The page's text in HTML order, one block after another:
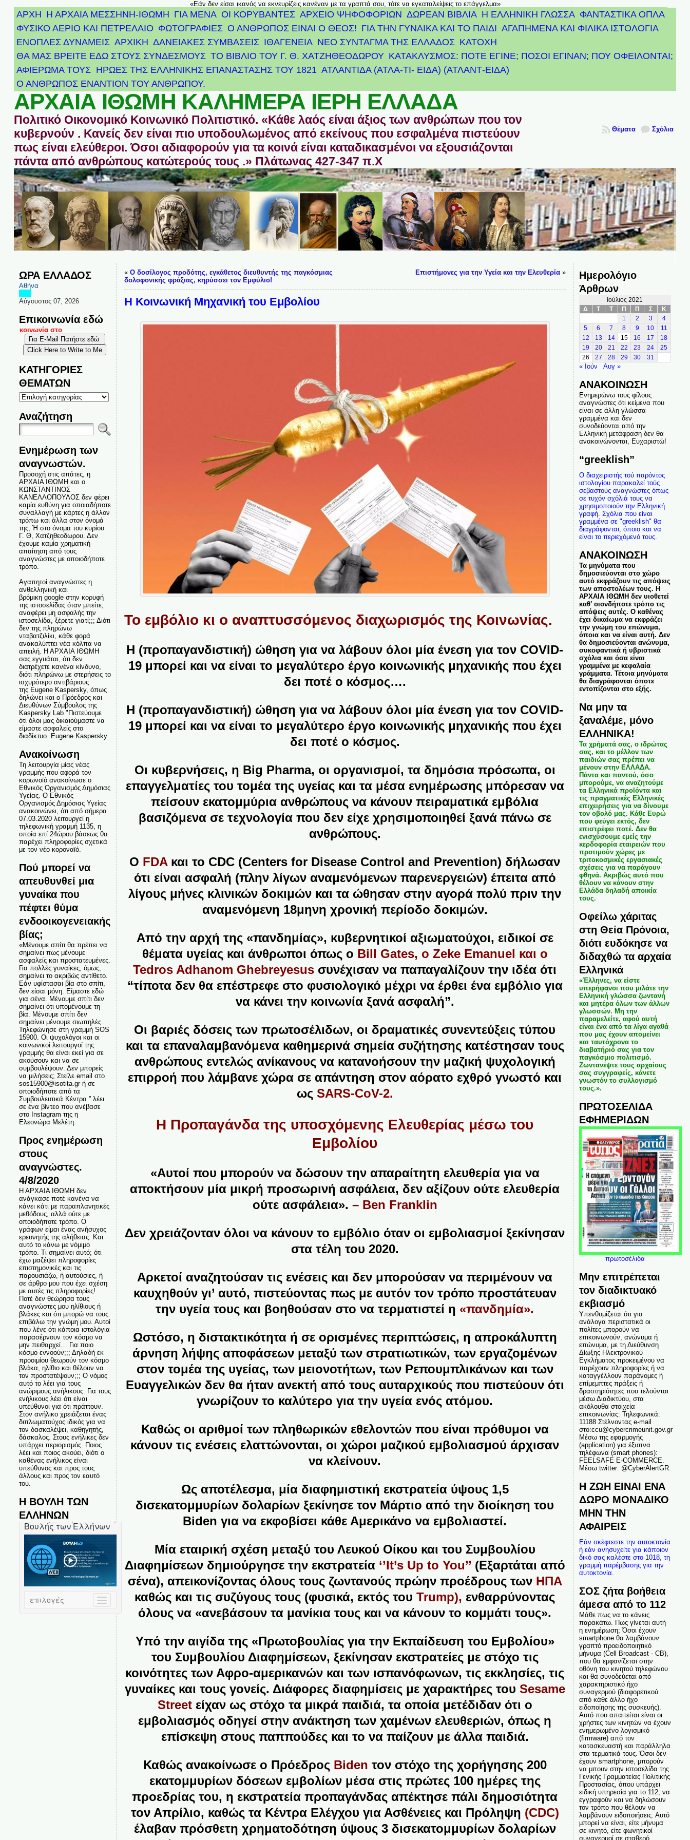
«Εάν δεν είσαι ικανός να εκνευρίζεις κανέναν με τα γραπτά σου, τότε να εγκαταλείψεις το επάγγελμα»
ΑΡΧΗ Η ΑΡΧΑΙΑ ΜΕΣΣΗΝΗ-ΙΘΩΜΗ ΓΙΑ ΜΕΝΑ ΟΙ ΚΟΡΥΒΑΝΤΕΣ ΑΡΧΕΊΟ ΨΗΦΟΦΟΡΙΏΝ ΔΩΡΕΑΝ ΒΙΒΛΙΑ Η ΕΛΛΗΝΙΚΗ ΓΛΩΣΣΑ ΦΑΝΤΑΣΤΙΚΑ ΟΠΛΑ
ΦΥΣΙΚΟ ΑΕΡΙΟ ΚΑΙ ΠΕΤΡΕΛΑΙΟ ΦΩΤΟΓΡΑΦΙΕΣ Ο ΑΝΘΡΩΠΟΣ ΕΙΝΑΙ Ο ΘΕΟΣ! ΓΙΑ ΤΗΝ ΓΥΝΑΙΚΑ ΚΑΙ ΤΟ ΠΑΙΔΙ ΑΓΑΠΗΜΕΝΑ ΚΑΙ ΦΙΛΙΚΑ ΙΣΤΟΛΟΓΙΑ
ΕΝΟΠΛΕΣ ΔΥΝΑΜΕΙΣ ΑΡΧΙΚΉ ΔΑΝΕΙΑΚΕΣ ΣΥΜΒΑΣΕΙΣ ΙΘΑΓΕΝΕΙΑ ΝΕΟ ΣΥΝΤΑΓΜΑ ΤΗΣ ΕΛΛΑΔΟΣ ΚΑΤΟΧΗ
ΘΑ ΜΑΣ ΒΡΕΙΤΕ ΕΔΩ ΣΤΟΥΣ ΣΥΝΔΕΣΜΟΥΣ ΤΟ ΒΙΒΛΙΟ ΤΟΥ Γ. Θ. ΧΑΤΖΗΘΕΟΔΩΡΟΥ ΚΑΤΑΚΛΥΣΜΟΣ: ΠΟΤΕ ΕΓΙΝΕ; ΠΟΣΟΙ ΕΓΙΝΑΝ; ΠΟΥ ΟΦΕΙΛΟΝΤΑΙ;
ΑΦΙΈΡΩΜΑ ΤΟΥΣ ΉΡΩΕΣ ΤΗΣ ΕΛΛΗΝΙΚΉΣ ΕΠΑΝΆΣΤΑΣΗΣ ΤΟΥ 1821 ΑΤΛΑΝΤΊΔΑ (ΑΤΛΑ-ΤΙ- ΕΙΔΑ) (ΑΤΛΑΝΤ-ΕΙΔΑ)
Ο ΑΝΘΡΩΠΟΣ ΕΝΑΝΤΙΟΝ ΤΟΥ ΑΝΘΡΩΠΟΥ.
ΑΡΧΑΙΑ ΙΘΩΜΗ ΚΑΛΗΜΕΡΑ ΙΕΡΗ ΕΛΛΑΔΑ
Πολιτικό Οικονομικό Κοινωνικό Πολιτιστικό. «Κάθε λαός είναι άξιος των ανθρώπων που τον
κυβερνούν . Κανείς δεν είναι πιο υποδουλωμένος από εκείνους που εσφαλμένα πιστεύουν
πως είναι ελεύθεροι. Όσοι αδιαφορούν για τα κοινά είναι καταδικασμένοι να εξουσιάζονται
πάντα από ανθρώπους κατώτερούς τους .» Πλάτωνας 427-347 π.Χ
Σχόλια
Θέματα
ΩΡΑ ΕΛΛΑΔΟΣ
Αθήνα
Αύγουστος 07, 2026
Επικοινωνία εδώ
στο
ΚΑΤΗΓΟΡΙΕΣ
ΘΕΜΑΤΩΝ
ΚΑΤΗΓΟΡΙΕΣ
ΘΕΜΑΤΩΝ
Αναζήτηση
Ενημέρωση των
αναγνωστών.
Προσοχή στις απάτες, η
ΑΡΧΑΙΑ ΙΘΩΜΗ και ο
ΚΩΝΣΤΑΝΤΙΝΟΣ
ΚΑΝΕΛΛΟΠΟΥΛΟΣ δεν φέρει
καμία ευθύνη για οποιαδήποτε
συναλλαγή με κάρτες η άλλον
τρόπω και άλλα στον όνομά
της, Ή στο όνομα του κυρίου
Γ. Θ, Χατζηθεοδωρου. Δεν
έχουμε καμία χρηματική
απαίτηση από τους
αναγνώστες με οποιοδήποτε
τρόπο.
Αγαπητοί αναγνώστες η
ανθελληνική και
βρόμικη google στην κορυφή
της ιστοσελίδας όταν μπείτε,
αναφέρει μη ασφαλής την
ιστοσελίδα, ξέρετε γιατί;;; Διότι
δεν της πληρώνω
νταβατζιλίκι, κάθε φορά
ανακαλύπτει νέα κόλπα να
απειλή. Η ΑΡΧΑΙΑ ΙΘΩΜΗ
σας εγγυάται, ότι δεν
διατρέχετε κανένα κίνδυνο,
διότι πληρώνω με στερήσεις το
ισχυρότερο αντιβάριους
της Eugene Kaspersky, όπως
δηλώνει και ο Πρόεδρος και
Διευθύνων Σύμβουλος της
Kaspersky Lab "Πιστεύουμε
ότι όλοι μας δικαιούμαστε να
είμαστε ασφαλείς στο
διαδίκτυο. Eugene Kaspersky
Ανακοίνωση
Τη λειτουργία μίας νέας
γραμμής που αφορά τον
κορωνοϊό ανακοίνωσε ο
Εθνικός Οργανισμός Δημόσιας
Υγείας. Ο Εθνικός
Οργανισμός Δημόσιας Υγείας
ανακοινώνει, ότι από σήμερα
07.03.2020 λειτουργεί η
τηλεφωνική γραμμή 1135, η
οποία επί 24ώρου βάσεως θα
παρέχει πληροφορίες σχετικά
με τον νέο κοροναϊό.
Πού μπορεί να
απευθυνθεί μια
γυναίκα που
πέφτει θύμα
ενδοοικογενειακής
βίας;
«Μένουμε σπίτι θα πρέπει να
σημαίνει πως μένουμε
ασφαλείς και προστατευμένες.
Για πολλές γυναίκες, όμως,
σημαίνει το ακριβώς αντίθετο.
Εάν υφίστασαι βία στο σπίτι,
δεν είσαι μόνη. Είμαστε εδώ
για σένα. Μένουμε σπίτι δεν
σημαίνει ότι υπομένουμε τη
βία. Μένουμε σπίτι δεν
σημαίνει μένουμε σιωπηλές.
Τηλεφώνησε στη γραμμή SOS
15900. Οι ψυχολόγοι και οι
κοινωνικοί λειτουργοί της
γραμμής θα είναι εκεί για σε
ακούσουν και να σε
συμβουλέψουν. Δεν μπορείς
να μιλήσεις; Στείλε email στο
sos15900@isotita.gr ή σε
οποιοδήποτε από τα
Συμβουλευτικά Κέντρα ” λέει
σε ένα βίντεο που ανέβασε
στο Instagram της η
Ελεονώρα Μελέτη.
Προς ενημέρωση
στους
αναγνώστες.
4/8/2020
Η ΑΡΧΑΙΑ ΙΘΩΜΗ δεν
ανάγκασε ποτέ κανένα να
κάνει κάτι με παραπλανητικές
μεθόδους, αλλά ούτε με
οποιοδήποτε τρόπο. Ο
γράφων είμαι ένας ανήσυχος
ερευνητής της αλήθειας. Και
αυτό το κάνω με νόμιμο
τρόπο. Τι σημαίνει αυτό; ότι
έχω μαζέψει πληροφορίες
επιστημονικές και τις
παρουσιάζω, ή αυτούσιες, ή
σε άρθρο μου που έχει σχέση
με αυτές τις πληροφορίες!
Ποτέ δεν θεώρησα τους
αναγνώστες μου ηλίθιους ή
βλάκες και ότι μπορώ να τους
επιβάλω την γνώμη μου. Αυτοί
που λένε ότι κάποια ιστολόγια
παρασέρνουν τον κόσμο να
μην πειθαρχεί… Για ποιο
κόσμο εννοούν;;; Δηλαδή εκ
προοιμίου θεωρούν τον κόσμο
βλάκα, ηλίθιο και θέλουν να
τον προστατέψουν;;; Ο νόμος
αυτό το λέει για τους
ανώριμους ανήλικους. Για τους
ενήλικους λέει ότι είναι
υπεύθυνοι για ότι πράττουν.
Στον ανήλικο χρειάζεται ένας
διπλωματούχος ιδικός για να
τον δασκαλέψει, καθηγητής,
δάσκαλος. Στους ενήλικες δεν
υπάρχει περιορισμός. Ποιος
λέει και ποιος ακούει, διότι ο
καθένας ενήλικος είναι
υπεύθυνος και προς τους
άλλους και προς τον εαυτό
του.
Η ΒΟΥΛΗ ΤΩΝ
ΕΛΛΗΝΩΝ
« Ο δοσίλογος προδότης, εγκάθετος διευθυντής της παγκόσμιας
δολοφονικής φράξιας, κηρύσσει τον Εμφύλιο!
Επιστήμονες για την Υγεία και την Ελευθερία»
Η Κοινωνική Μηχανική του Εμβολίου
Το εμβόλιο κι ο αναπτυσσόμενος διαχωρισμός της Κοινωνίας.
Η (προπαγανδιστική) ώθηση για να λάβουν όλοι μία ένεση για τον COVID-
19 μπορεί και να είναι το μεγαλύτερο έργο κοινωνικής μηχανικής που έχει
δει ποτέ ο κόσμος….
Η (προπαγανδιστική) ώθηση για να λάβουν όλοι μία ένεση για τον COVID-
19 μπορεί και να είναι το μεγαλύτερο έργο κοινωνικής μηχανικήςπου έχει
δει ποτέ ο κόσμος.
Οι κυβερνήσεις, η Big Pharma, οι οργανισμοί, τα δημόσια πρόσωπα, οι
επαγγελματίες του τομέα της υγείας και τα μέσα ενημέρωσης μπόρεσαν να
πείσουν εκατομμύρια ανθρώπους να κάνουνπειραματικά εμβόλια
βασιζόμενα σε τεχνολογία που δεν είχε χρησιμοποιηθεί ξανά πάνω σε
ανθρώπους.
O FDAκαι το CDC (Centers for Disease Control and Prevention) δήλωσαν
ότι είναι ασφαλή (πλην λίγων αναμενόμενων παρενεργειών) έπειτα από
λίγους μήνες κλινικών δοκιμών και τα ώθησαν στην αγορά πολύ πριν την
αναμενόμενη 18μηνη χρονική περίοδο δοκιμών.
Από την αρχή της «πανδημίας», κυβερνητικοί αξιωματούχοι, ειδικοί σε
θέματα υγείας και άνθρωποι όπως ο Bill Gates, ο Zeke Emanuel και ο
Tedros Adhanom Ghebreyesus συνέχισαν να παπαγαλίζουν την ιδέα ότι
“τίποτα δεν θα επέστρεφε στο φυσιολογικό μέχρι να έρθει ένα εμβόλιο για
να κάνει την κοινωνία ξανά ασφαλή”.
Οι βαριές δόσεις των πρωτοσέλιδων, οι δραματικές συνεντεύξεις τύπου
και τα επαναλαμβανόμενα καθημερινά σημεία συζήτησης κατέστησαν τους
ανθρώπους εντελώς ανίκανουςνα κατανοήσουν την μαζική ψυχολογική
επιρροή που λάμβανε χώρα σε απάντηση στον αόρατο εχθρό γνωστό και
ως SARS-CoV-2.
Η Προπαγάνδα της υποσχόμενης Ελευθερίας μέσω του
Εμβολίου
«Αυτοί που μπορούν να δώσουν την απαραίτητη ελευθερία για να
αποκτήσουν μία μικρή προσωρινή ασφάλεια, δεν αξίζουν ούτε ελευθερία
ούτε ασφάλεια». – Ben Franklin
Δεν χρειάζονταν όλοι να κάνουν το εμβόλιο όταν οι εμβολιασμοί ξεκίνησαν
στα τέλη του 2020.
Αρκετοί αναζητούσαν τις ενέσεις και δεν μπορούσαν να περιμένουν να
καυχηθούν γι’ αυτό, πιστεύοντας πως με αυτόν τον τρόπο προστάτευαν
την υγεία τους και βοηθούσαν στο να τερματιστεί η «πανδημία».
Ωστόσο, η διστακτικότητα ή σε ορισμένες περιπτώσεις, η απροκάλυπτη
άρνηση λήψης αποφάσεων μεταξύ των στρατιωτικών, των εργαζομένων
στον τομέα της υγείας, των μειονοτήτων, των Ρεπουμπλικάνων και των
Ευαγγελικών δεν θα ήταν ανεκτή από τους αυταρχικούς που πιστεύουν ότι
γνωρίζουν το καλύτερο για την υγεία ενός ατόμου.
Καθώς οι αριθμοί των πληθωρικών εθελοντών που είναι πρόθυμοι να
κάνουν τις ενέσεις ελαττώνονται, οι χώροι μαζικού εμβολιασμού άρχισαν
να κλείνουν.
Ως αποτέλεσμα, μία διαφημιστική εκστρατεία ύψους 1,5
δισεκατομμυρίων δολαρίων ξεκίνησε τον Μάρτιο από την διοίκηση του
Biden για να εκφοβίσει κάθε Αμερικάνο να εμβολιαστεί.
Μία εταιρική σχέση μεταξύ του Λευκού Οίκου και του Συμβουλίου
Διαφημίσεων δημιούργησε την εκστρατεία ‘’It’s Up to You’’ (Εξαρτάται από
σένα), απεικονίζοντας όλους τους ζωντανούς πρώην προέδρους των ΗΠΑ
καθώς και τις συζύγους τους (φυσικά, εκτός τουTrump), ενθαρρύνοντας
όλους να «ανεβάσουν τα μανίκια τους και να κάνουν το κομμάτι τους».
Υπό την αιγίδα της «Πρωτοβουλίας για την Εκπαίδευση του Εμβολίου»
του Συμβουλίου Διαφημίσεων, ξεκίνησαν εκστρατείες με στόχο τις
κοινότητες των Αφρο-αμερικανών και των ισπανόφωνων, τις εκκλησίες, τις
γυναίκες και τους γονείς. Διάφορες διαφημίσεις με χαρακτήρες του Sesame
Streetείχαν ως στόχο τα μικρά παιδιά, τα οποία μετέδιδαν ότι ο
εμβολιασμός οδηγεί στην ανάκτηση των χαμένων ελευθεριών, όπως η
επίσκεψη στους παππούδες και το να παίζουν με άλλα παιδιά.
Καθώς ανακοίνωσε ο Πρόεδρος Biden τον στόχο της χορήγησης 200
εκατομμυρίων δόσεων εμβολίων μέσα στις πρώτες 100 ημέρες της
προεδρίας του, η εκστρατεία προπαγάνδας απέκτησε πάλι δημοσιότητα
τον Απρίλιο, καθώς τα Κέντρα Ελέγχου για Ασθένειες και Πρόληψη (CDC)
έλαβαν πρόσθετη χρηματοδότηση ύψους 3 δισεκατομμυρίων δολαρίων
Ημερολόγιο
Άρθρων
Ιούλιος 2021
Δ
Τ Τ Π Π Σ
Κ
1
2 3
4
5
6 7 8 9 10
11
12
13 14 15 16 17
18
19
20 21 22 23 24
25
26
27 28 29 30 31
« Ιούν Αυγ »
ΑΝΑΚΟΙΝΩΣΗ
Ενημερώνω τους φίλους
αναγνώστες ότι κείμενα που
είναι σε άλλη γλώσσα
γραμμένα και δεν
συνοδεύονται από την
Ελληνική μετάφραση δεν θα
ανακοινώνονται, Ευχαριστώ!
“greeklish”
Ο διαχειριστής τού παρόντος
ιστολογίου παρακαλεί τούς
σεβαστούς αναγνώστες όπως
σε τυχόν σχόλιά τους να
χρησιμοποιούν την Ελληνική
γραφή. Σχόλια που είναι
γραμμένα σε "greeklish" θα
διαγράφονται, όποιο και να
είναι το περιεχόμενό τους.
ΑΝΑΚΟΙΝΩΣΗ
Τα μηνύματα που
δημοσιεύονται στο χώρο
αυτό εκφράζουν τις απόψεις
των αποστολέων τους. Η
ΑΡΧΑΙΑ ΙΘΩΜΗ δεν υιοθετεί
καθ’ οιονδήποτε τρόπο τις
απόψεις αυτές. Ο καθένας
έχει δικαίωμα να εκφράζει
την γνώμη του επώνυμα,
όποια και να είναι αυτή. Δεν
θα δημοσιεύονται ανώνυμα,
συκοφαντικά ή υβριστικά
σχόλια και όσα είναι
γραμμένα με κεφαλαία
γράμματα. Τέτοια μηνύματα
θα διαγράφονται όποτε
εντοπίζονται στο εξής.
Να μην τα
ξαναλέμε, μόνο
ΕΛΛΗΝΙΚΑ!
Τα χρήματά σας, ο ιδρώτας
σας, και το μέλλον των
παιδιών σας πρέπει να
μένουν στην ΕΛΛΑΔΑ.
Πάντα και παντού, όσο
μπορούμε, να αναζητούμε
τα Ελληνικά προϊόντα και
τις πραγματικές Ελληνικές
επιχειρήσεις για να δίνουμε
τον οβολό μας. Κάθε Ευρώ
που φεύγει εκτός, δεν
επιστρέφει ποτέ. Δεν θα
ενισχύσουμε εμείς την
κερδοφορία εταιρειών που
προτιμούν χώρες με
τριτοκοσμικές εργασιακές
σχέσεις για να παράγουν
φθηνά. Ακριβώς αυτό που
θέλουν να κάνουν στην
Ελλάδα δηλαδή αποικία
τους.
Οφείλω χάριτας
στη Θεία Πρόνοια,
διότι ευδόκησε να
διδαχθώ τα αρχαία
Ελληνικά
«Έλληνες, να είστε
υπερήφανοι που μιλάτε την
Ελληνική γλώσσα ζωντανή
και μητέρα όλων των άλλων
γλωσσών. Μη την
παραμελείτε, αφού αυτή
είναι ένα από τα λίγα αγαθά
που μας έχουν απομείνει
και ταυτόχρονα το
διαβατήριό σας για τον
παγκόσμιο πολιτισμό.
Ζωντανέψτε τους αρχαίους
σας συγγραφείς, κάνετε
γνωστόν το συλλογισμό
τους.».
ΠΡΩΤΟΣΕΛΙΔΑ
ΕΦΗΜΕΡΙΔΩΝ
πρωτοσέλιδα
Μην επιτρέπεται
τον διαδικτυακό
εκβιασμό
Υπενθυμίζεται ότι για
ανάλογα περιστατικά οι
πολίτες μπορούν να
επικοινωνούν, ανώνυμα ή
επώνυμα, με τη Διεύθυνση
Δίωξης Ηλεκτρονικού
Εγκλήματος προκειμένου να
παρέχουν πληροφορίες ή να
καταγγέλλουν παράνομες ή
επίμεμπτες πράξεις ή
δραστηριότητες που τελούνται
μέσω Διαδικτύου, στα
ακόλουθα στοιχεία
επικοινωνίας: Τηλεφωνικά:
11188 Στέλνοντας e-mail
στο:ccu@cybercrimeunit.gov.gr
Μέσω της εφαρμογής
(application) για έξυπνα
τηλέφωνα (smart phones):
FEELSAFE E-COMMERCE.
Μέσω twitter: @CyberAlertGR.
Η ΖΩΗ ΕΙΝΑΙ ΕΝΑ
ΔΩΡΟ ΜΟΝΑΔΙΚΟ
ΜΗΝ ΤΗΝ
ΑΦΑΙΡΕΙΣ
Εάν σκέφτεστε την αυτοκτονία
ή εάν ανησυχείτε για κάποιον
δικό σας καλέστε στο 1018, τη
γραμμή παρέμβασης για την
αυτοκτονία.
ΣΟΣ ζήτα βοήθεια
άμεσα από το 112
Μάθε πως να το κάνεις
παρακάτω. Πως γίνεται αυτή
η ενημέρωση; Όσοι έχουν
smartphone θα λαμβάνουν
γραπτό προειδοποιητικό
μήνυμα (Cell Broadcast - CB),
που θα εμφανίζεται στην
οθόνη του κινητού τηλεφώνου
και θα συνοδεύεται από
χαρακτηριστικό ήχο
συναγερμού (διαφορετικού
από κάθε άλλο ήχο
ειδοποίησης της συσκευής).
Αυτό που απαιτείται είναι οι
χρήστες των κινητών να έχουν
ενημερωμένο λογισμικό
(firmware) από τον
κατασκευαστή και παράλληλα
στα τερματικά τους. Όσοι δεν
έχουν smartphone, μπορούν
να μπουν στην ιστοσελίδα της
Γενικής Γραμματείας Πολιτικής
Προστασίας, όπου υπάρχει
ειδική υπηρεσία για το 112, να
εγγραφούν και να δηλώσουν
τον τρόπο που θέλουν να
λαμβάνουν ειδοποιήσεις. Αυτό
μπορεί να είναι, είτε μήνυμα
σε κινητό, είτε φωνητικοί
συναγερμοί σε σταθερό